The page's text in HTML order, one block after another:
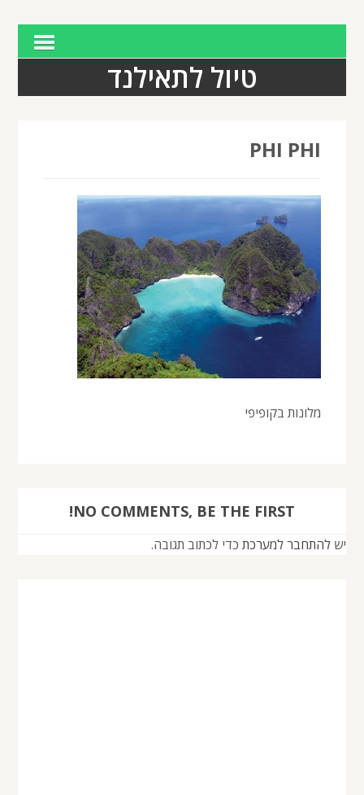
טיול לתאילנד
PHI PHI
מלונות בקופיפי
NO COMMENTS, BE THE FIRST!
ישלהתחבר למערכת כדי לכתוב תגובה.